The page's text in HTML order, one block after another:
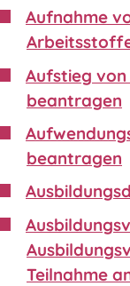
Aufnahme
Aufstieg
beantragen
beantragen
Teilnahme